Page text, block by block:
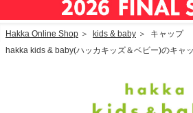
Hakka Online Shop ＞ kids & baby ＞ キャップ
hakka kids & baby(ハッカキッズ＆ベビー)のキャ